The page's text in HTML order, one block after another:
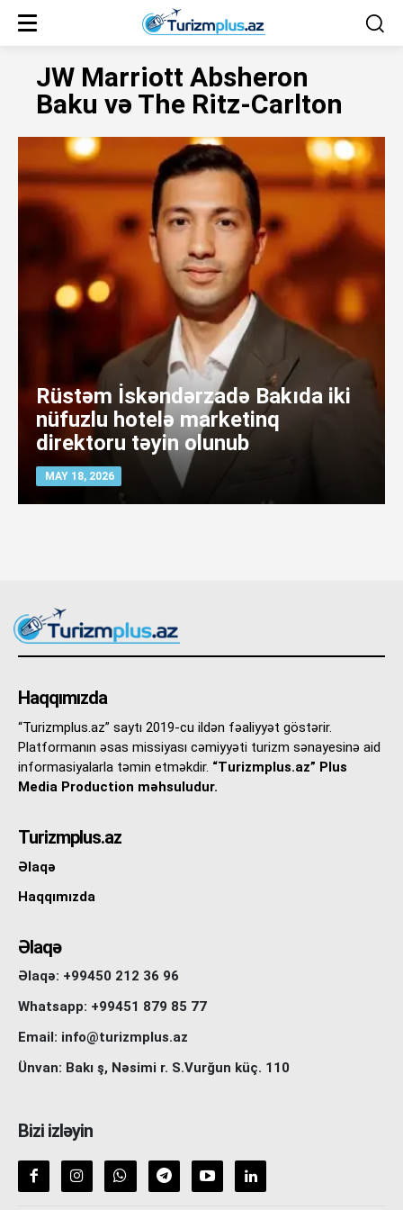
JW Marriott Absheron
Baku və The Ritz-Carlton
Rüstəm İskəndərzadə Bakıda iki
nüfuzlu hotelə marketinq
direktoru təyin olunub
MAY 18, 2026
Haqqımızda
“Turizmplus.az” saytı 2019-cu ildən fəaliyyət göstərir.
Platformanın əsas missiyası cəmiyyəti turizm sənayesinə aid
informasiyalarla təmin etməkdir. “Turizmplus.az” Plus
Media Production məhsuludur.
Turizmplus.az
Əlaqə
Haqqımızda
Əlaqə
Əlaqə: +99450 212 36 96
Whatsapp: +99451 879 85 77
Email: info@turizmplus.az
Ünvan: Bakı ş, Nəsimi r. S.Vurğun küç. 110
Bizi izləyin